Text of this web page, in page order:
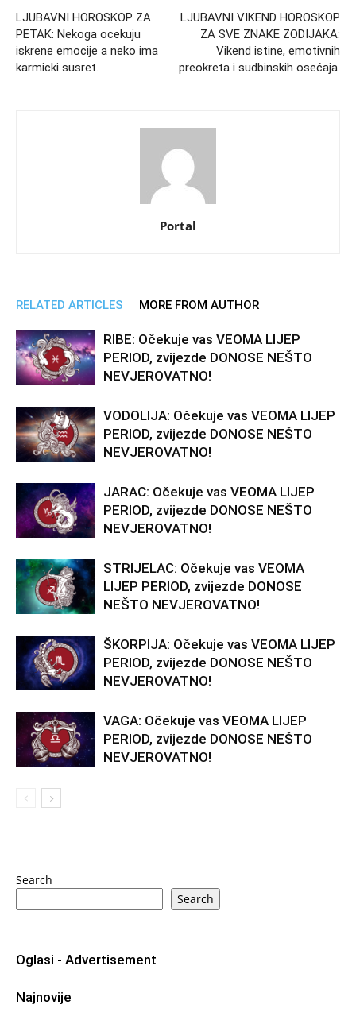
LJUBAVNI HOROSKOP ZA
PETAK: Nekoga ocekuju
iskrene emocije a neko ima
karmicki susret.
LJUBAVNI VIKEND HOROSKOP
ZA SVE ZNAKE ZODIJAKA:
Vikend istine, emotivnih
preokreta i sudbinskih osećaja.
Portal
RELATED ARTICLES MORE FROM AUTHOR
RIBE: Očekuje vas VEOMA LIJEP
PERIOD, zvijezde DONOSE NEŠTO
NEVJEROVATNO!
VODOLIJA: Očekuje vas VEOMA LIJEP
PERIOD, zvijezde DONOSE NEŠTO
NEVJEROVATNO!
JARAC: Očekuje vas VEOMA LIJEP
PERIOD, zvijezde DONOSE NEŠTO
NEVJEROVATNO!
STRIJELAC: Očekuje vas VEOMA
LIJEP PERIOD, zvijezde DONOSE
NEŠTO NEVJEROVATNO!
ŠKORPIJA: Očekuje vas VEOMA LIJEP
PERIOD, zvijezde DONOSE NEŠTO
NEVJEROVATNO!
VAGA: Očekuje vas VEOMA LIJEP
PERIOD, zvijezde DONOSE NEŠTO
NEVJEROVATNO!
Search
Search
Oglasi - Advertisement
Najnovije